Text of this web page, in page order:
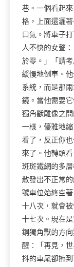
巷。一個看起
格，上面還灑
口氣。將車子
人不快的女聲
於零。」「請
緩慢地倒車。
系統，而是那
鏡。當他需要
獨角獸雕像之
一樣，優雅地
看了，反正你
來了。他轉頭
斑斑鐵網的多
散發出不正常
號車位始終空
十八次，就會
十七次。現在
銅獨角獸的方
醒：「再見，
抖的車尾卻擦